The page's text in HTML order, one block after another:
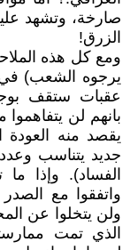
صارخة، وتشهد
الزرق!
ومع كل هذه
يرجوه الشعب)
عقبات ستقف
بانهم لن
يقصد منه
جديد يتناسب
الفساد). وإذا
واتفقوا مع
ولن يتخلوا عن
الذي تمت